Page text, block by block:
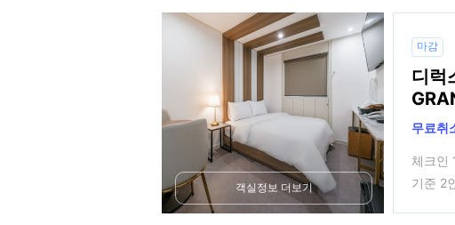
객실정보 더보기
마감
디럭
무료취
체크인
기준 2